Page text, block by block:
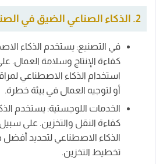
2. الذكاء الصناعي الضيق في الصناعة:
في التصنيع: يستخدم الذكاء
كفاءة الإنتاج وسلامة العمال.
استخدام الذكاء الاصطناعي
أو لتوجيه العمال في بيئة خطرة.
الخدمات اللوجستية: يستخدم
كفاءة النقل والتخزين. على
الذكاء الاصطناعي لتحديد
تخطيط التخزين.